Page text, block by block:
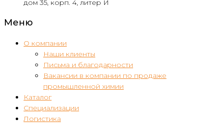
дом 35, корп. 4, литер И
Меню
О компании
Наши клиенты
Письма и благодарности
Вакансии в компании по продаже
промышленной химии
Каталог
Специализации
Логистика